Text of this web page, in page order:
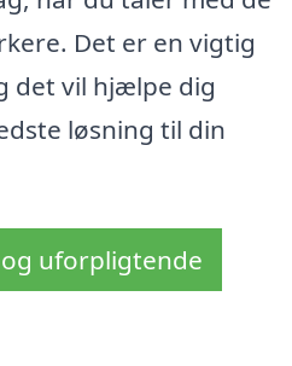
Det er en vigtig
det vil hjælpe dig
løsning til din
uforpligtende